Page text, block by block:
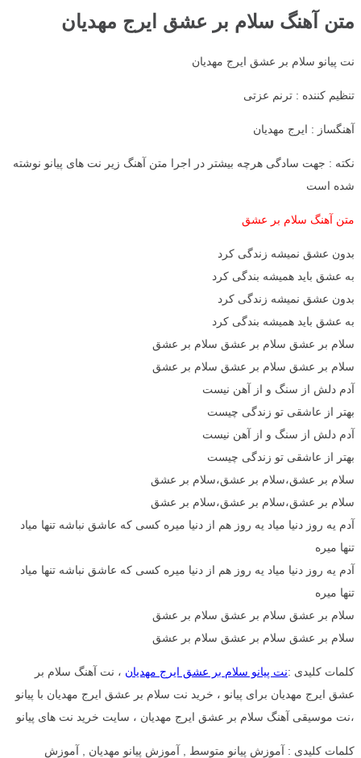
متن آهنگ سلام بر عشق ایرج مهدیان
نت پیانو سلام بر عشق ایرج مهدیان
تنظیم کننده : ترنم عزتی
آهنگساز : ایرج مهدیان
نکته : جهت سادگی هرچه بیشتر در اجرا متن آهنگ زیر نت های پیانو نوشته
شده است
متن آهنگ سلام بر عشق
بدون عشق نمیشه زندگی کرد
به عشق باید همیشه بندگی کرد
بدون عشق نمیشه زندگی کرد
به عشق باید همیشه بندگی کرد
سلام بر عشق سلام بر عشق سلام بر عشق
سلام بر عشق سلام بر عشق سلام بر عشق
آدم دلش از سنگ و از آهن نیست
بهتر از عاشقی تو زندگی چیست
آدم دلش از سنگ و از آهن نیست
بهتر از عاشقی تو زندگی چیست
سلام بر عشق،سلام بر عشق،سلام بر عشق
سلام بر عشق،سلام بر عشق،سلام بر عشق
آدم یه روز دنیا میاد یه روز هم از دنیا میره کسی که عاشق نباشه تنها میاد
تنها میره
آدم یه روز دنیا میاد یه روز هم از دنیا میره کسی که عاشق نباشه تنها میاد
تنها میره
سلام بر عشق سلام بر عشق سلام بر عشق
سلام بر عشق سلام بر عشق سلام بر عشق
کلمات کلیدی :نت پیانو سلام بر عشق ایرج مهدیان ، نت آهنگ سلام بر
عشق ایرج مهدیان برای پیانو ، خرید نت سلام بر عشق ایرج مهدیان با پیانو
،نت موسیقی آهنگ سلام بر عشق ایرج مهدیان ، سایت خرید نت های پیانو
کلمات کلیدی : آموزش پیانو متوسط , آموزش پیانو مهدیان , آموزش